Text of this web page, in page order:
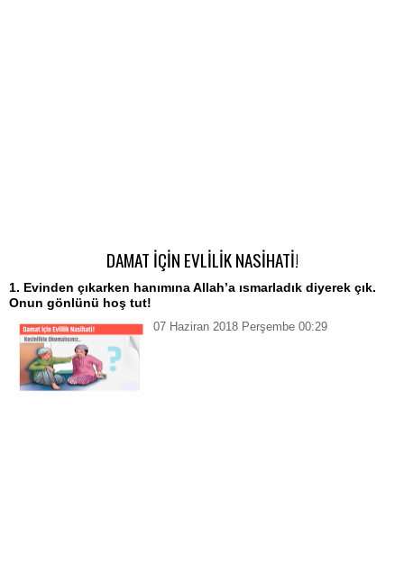
DAMAT İÇİN EVLİLİK NASİHATİ!
1. Evinden çıkarken hanımına Allah’a ısmarladık diyerek çık.
Onun gönlünü hoş tut!
07 Haziran 2018 Perşembe 00:29